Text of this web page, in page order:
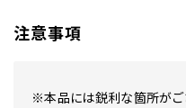
注意事項
※本品には鋭利な箇所がご